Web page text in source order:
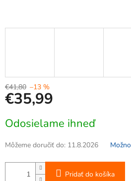
€41,80 –13 %
€35,99
cena:
Odosielame ihneď
Môžeme doručiť do: 11.8.2026
Pridať do košíka